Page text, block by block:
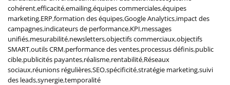
cohérent,efficacité,emailing,équipes commerciales,équipes
marketing,ERP,formation des équipes,Google Analytics,impact des
campagnes,indicateurs de performance,KPI,messages
unifiés,mesurabilité,newsletters,objectifs commerciaux,objectifs
SMART,outils CRM,performance des ventes,processus définis,public
cible,publicités payantes,réalisme,rentabilité,Réseaux
sociaux,réunions régulières,SEO,spécificité,stratégie marketing,suivi
des leads,synergie,temporalité